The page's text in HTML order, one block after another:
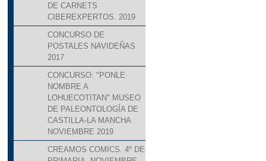
DE CARNETS
CIBEREXPERTOS. 2019
CONCURSO DE
POSTALES NAVIDEÑAS
2017
CONCURSO: "PONLE
NOMBRE A
LOHUECOTITAN" MUSEO
DE PALEONTOLOGÍA DE
CASTILLA-LA MANCHA
NOVIEMBRE 2019
CREAMOS COMICS. 4º DE